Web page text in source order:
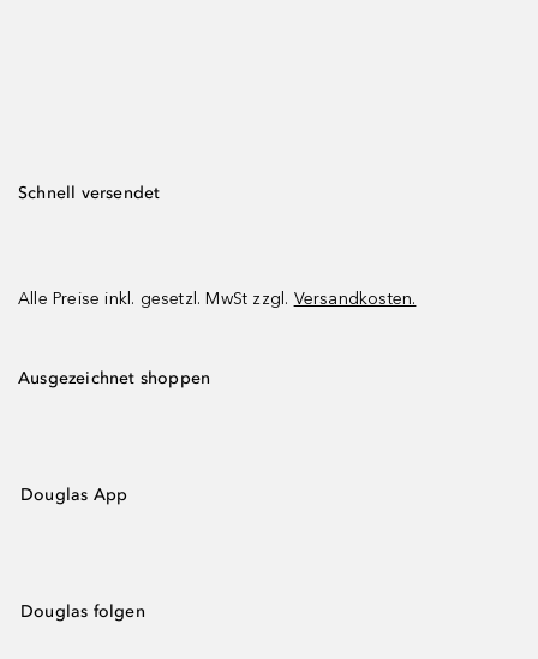
Schnell versendet
Alle Preise inkl. gesetzl. MwSt zzgl. Versandkosten.
Ausgezeichnet shoppen
Douglas App
Douglas folgen